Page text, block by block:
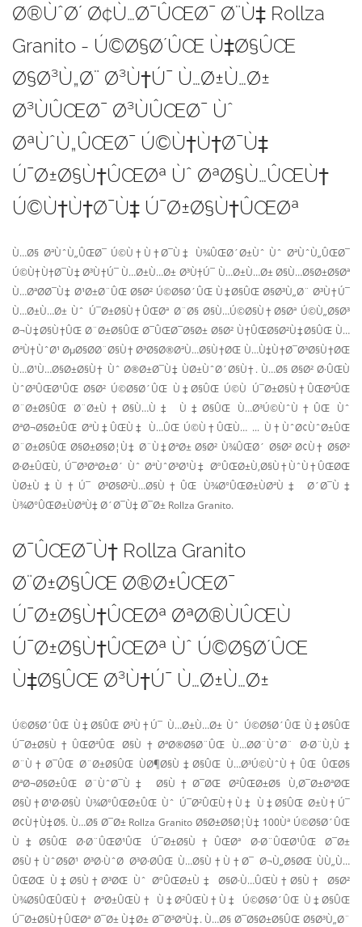
Ø®ÙˆØ´ Ø¢Ù…Ø¯ÛŒØ¯ Ø¨Ù‡ Rollza
Granito - Ú©Ø§Ø´ÛŒ Ù‡Ø§ÛŒ
Ø§Ø³Ù„Ø¨ Ø³Ù†Ú¯ Ù…Ø±Ù…Ø±
Ø³ÙÛŒØ¯ Ø³ÙÛŒØ¯ Ùˆ
ØªÙˆÙ„ÛŒØ¯ Ú©Ù†Ù†Ø¯Ù‡
Ú¯Ø±Ø§Ù†ÛŒØª Ùˆ ØªØ§Ù…ÛŒÙ†
Ú©Ù†Ù†Ø¯Ù‡ Ú¯Ø±Ø§Ù†ÛŒØª
Ù…Ø§ ØªÙˆÙ„ÛŒØ¯ Ú©Ù†Ù†Ø¯Ù‡ Ù¾ÛŒØ´Ø±Ùˆ Ùˆ ØªÙˆÙ„ÛŒØ¯
Ú©Ù†Ù†Ø¯Ù‡ Ø³Ù†Ú¯ Ù…Ø±Ù…Ø± Ø³Ù†Ú¯ Ù…Ø±Ù…Ø± Ø§Ù…Ø§Ø±Ø§Øª
Ù…ØªØ­Ø¯Ù‡ Ø¹Ø±Ø¨ÛŒ Ø§Ø² Ú©Ø§Ø´ÛŒ Ù‡Ø§ÛŒ Ø§Ø³Ù„Ø¨ Ø³Ù†Ú¯
Ù…Ø±Ù…Ø± Ùˆ Ú¯Ø±Ø§Ù†ÛŒØª Ø¨Ø§ Ø§Ù…Ú©Ø§Ù†Ø§Øª Ú©Ù„Ø§Ø³
Ø¬Ù‡Ø§Ù†ÛŒ Ø¨Ø±Ø§ÛŒ Ø¯ÛŒØ¯Ø§Ø± Ø§Ø² Ù†ÛŒØ§Ø²Ù‡Ø§ÛŒ Ù…
ØªÙ†ÙˆØ¹ ØµØ§Ø­Ø¨Ø§Ù† Ø³Ø§Ø®ØªÙ…Ø§Ù†ØŒ Ù…Ù‡Ù†Ø¯Ø³Ø§Ù†ØŒ
Ù…Ø¹Ù…Ø§Ø±Ø§Ù† Ùˆ Ø®Ø±Ø¯Ù‡ ÙØ±ÙˆØ´Ø§Ù†. Ù…Ø§ Ø§Ø² Ø·ÛŒÙ
ÙˆØ³ÛŒØ¹ÛŒ Ø§Ø² Ú©Ø§Ø´ÛŒ Ù‡Ø§ÛŒ Ú©Ù Ú¯Ø±Ø§Ù†ÛŒØªÛŒ
Ø¨Ø±Ø§ÛŒ Ø¨Ø±Ù†Ø§Ù…Ù‡ Ù‡Ø§ÛŒ Ù…Ø³Ú©ÙˆÙ†ÛŒ Ùˆ
ØªØ¬Ø§Ø±ÛŒ ØªÙ‡ÛŒÙ‡ Ù…ÛŒ Ú©Ù†ÛŒÙ… ... Ù†ÙˆØ¢ÙˆØ±ÛŒ
Ø¨Ø±Ø§ÛŒ Ø§Ø±Ø§Ø¦Ù‡ Ø¨Ù‡ØªØ± Ø§Ø² Ù¾ÛŒØ´ Ø§Ø² Ø¢Ù† Ø§Ø²
Ø·Ø±ÛŒÙ‚ Ú¯Ø³ØªØ±Ø´ Ùˆ ØªÙˆØ³Ø¹Ù‡ ØºÛŒØ±Ù‚Ø§Ù†ÙˆÙ†ÛŒØŒ
ÙØ±Ù‡Ù†Ú¯ Ø³Ø§Ø²Ù…Ø§Ù†ÛŒ Ù¾Ø°ÛŒØ±ÙØªÙ‡ Ø´Ø¯Ù‡
Ù¾Ø°ÛŒØ±ÙØªÙ‡ Ø´Ø¯Ù‡ Ø¯Ø± Rollza Granito.
Ø¯ÛŒØ¯Ù† Rollza Granito
Ø¨Ø±Ø§ÛŒ Ø®Ø±ÛŒØ¯
Ú¯Ø±Ø§Ù†ÛŒØª ØªØ®ÙÛŒÙ
Ú¯Ø±Ø§Ù†ÛŒØª Ùˆ Ú©Ø§Ø´ÛŒ
Ù‡Ø§ÛŒ Ø³Ù†Ú¯ Ù…Ø±Ù…Ø±
Ú©Ø§Ø´ÛŒ Ù‡Ø§ÛŒ Ø³Ù†Ú¯ Ù…Ø±Ù…Ø± Ùˆ Ú©Ø§Ø´ÛŒ Ù‡Ø§ÛŒ
Ú¯Ø±Ø§Ù†ÛŒØªÛŒ Ø§Ù†ØªØ®Ø§Ø¨ÛŒ Ù…Ø­Ø¨ÙˆØ¨ Ø·Ø¨Ù‚Ù‡
Ø¨Ù†Ø¯ÛŒ Ø¨Ø±Ø§ÛŒ ÙØ¶Ø§Ù‡Ø§ÛŒ Ù…Ø³Ú©ÙˆÙ†ÛŒ ÛŒØ§
ØªØ¬Ø§Ø±ÛŒ Ø¨ÙˆØ¯Ù‡ Ø§Ù†Ø¯ØŒ Ø²ÛŒØ±Ø§ Ù‚Ø¯Ø±ØªØŒ
Ø§Ù†Ø¹Ø·Ø§Ù Ù¾Ø°ÛŒØ±ÛŒ Ùˆ Ú¯Ø²ÛŒÙ†Ù‡ Ù‡Ø§ÛŒ Ø±Ù†Ú¯
Ø¢Ù†Ù‡Ø§. Ù…Ø§ Ø¯Ø± Rollza Granito Ø§Ø±Ø§Ø¦Ù‡ 100Ùª Ú©Ø§Ø´ÛŒ
Ù‡Ø§ÛŒ Ø·Ø¨ÛŒØ¹ÛŒ Ú¯Ø±Ø§Ù†ÛŒØª Ø·Ø¨ÛŒØ¹ÛŒ Ø¯Ø±
Ø§Ù†ÙˆØ§Ø¹ Ø³Ø·ÙˆØ­ Ø³Ø·Ø­ÛŒ Ù…Ø§Ù†Ù†Ø¯ Ø¬Ù„Ø§ØŒ ÙÙ„Ù…
ÛŒØŒ Ù‡Ø§Ù†Ø³ØŒ Ùˆ ØºÛŒØ±Ù‡ Ø§Ø·Ù…ÛŒÙ†Ø§Ù† Ø§Ø²
Ù¾Ø§ÛŒÛŒÙ† ØªØ±ÛŒÙ† Ù‡Ø²ÛŒÙ†Ù‡ Ú©Ø§Ø´ÛŒ Ù‡Ø§ÛŒ
Ú¯Ø±Ø§Ù†ÛŒØª Ø¯Ø± Ù‡Ø± Ø¯Ø³ØªÙ‡. Ù…Ø§ Ø¯Ø§Ø±Ø§ÛŒ Ø§Ø³Ù„Ø¨